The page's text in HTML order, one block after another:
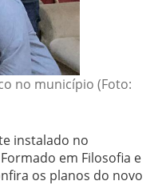
no município (Foto:
instalado no
em Filosofia e
os planos do novo